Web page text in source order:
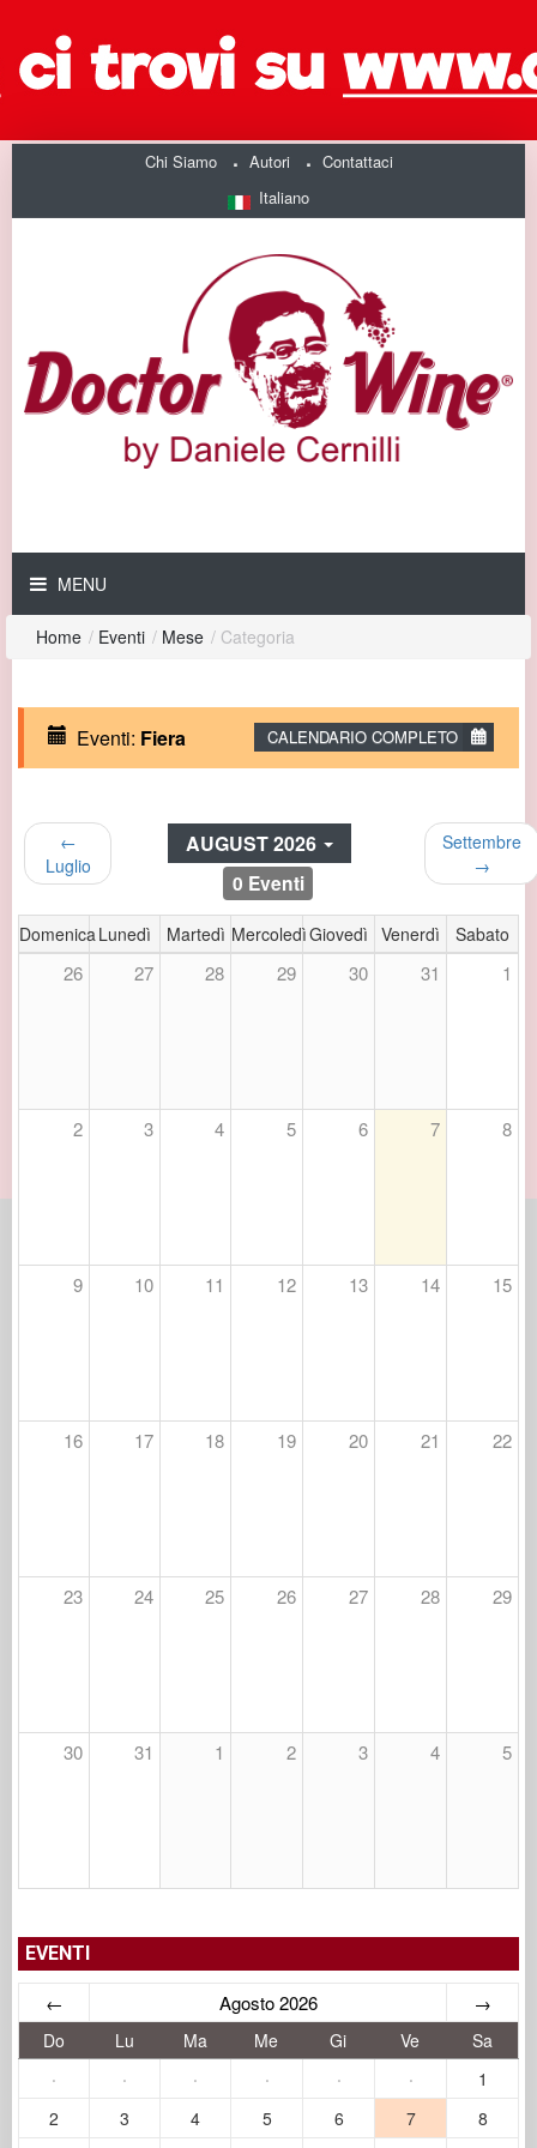
Chi Siamo Autori
Contattaci
Italiano
MENU
Home / Eventi / Mese / Categoria
CALENDARIO COMPLETO
Eventi: Fiera
←
Luglio
AUGUST 2026
0 Eventi
Settembre
→
DomenicaLunedì Martedì MercoledìGiovedì Venerdì Sabato
26 27 28 29 30 31 1
2 3 4 5 6 7 8
9 10 11 12 13 14 15
16 17 18 19 20 21 22
23 24 25 26 27 28 29
30 31 1 2 3 4 5
EVENTI
← Agosto 2026 →
Do Lu Ma Me Gi Ve
Sa
·
· · · · ·
1
2
3 4 5 6 7
8